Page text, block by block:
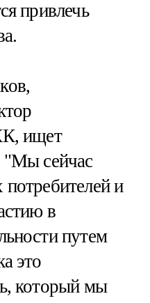
привлечь
ищет
"Мы сейчас
и
в
путем
это
который мы